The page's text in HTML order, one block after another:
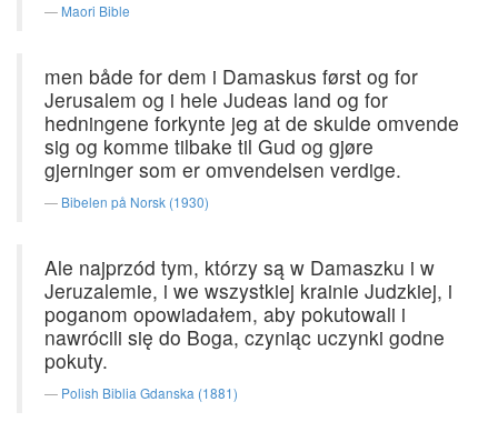
Maori Bible
men både for dem i Damaskus først og for
Jerusalem og i hele Judeas land og for
hedningene forkynte jeg at de skulde omvende
sig og komme tilbake til Gud og gjøre
gjerninger som er omvendelsen verdige.
Bibelen på Norsk (1930)
Ale najprzód tym, którzy są w Damaszku i w
Jeruzalemie, i we wszystkiej krainie Judzkiej, i
poganom opowiadałem, aby pokutowali i
nawrócili się do Boga, czyniąc uczynki godne
pokuty.
Polish Biblia Gdanska (1881)